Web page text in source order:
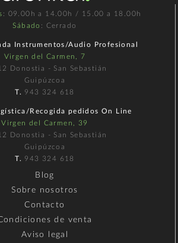
: 09.00h a 14.00h / 15.00 a 18.00h
Sábado : Cerrado
Instrumentos/Audio Profesional
Virgen del Carmen, 7
Donostia - San Sebastián
Guipúzcoa
T. 943 324 618
Recogida pedidos On Line
Virgen del Carmen, 39
Donostia - San Sebastián
Guipúzcoa
T. 943 324 618
Blog
Sobre nosotros
Contacto
de venta
Aviso legal